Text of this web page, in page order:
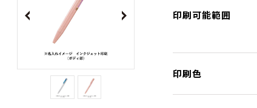
印刷可能範囲
印刷色